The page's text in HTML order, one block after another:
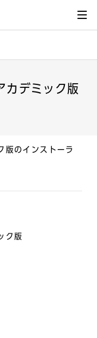
デミック版
のインストーラ
ク版